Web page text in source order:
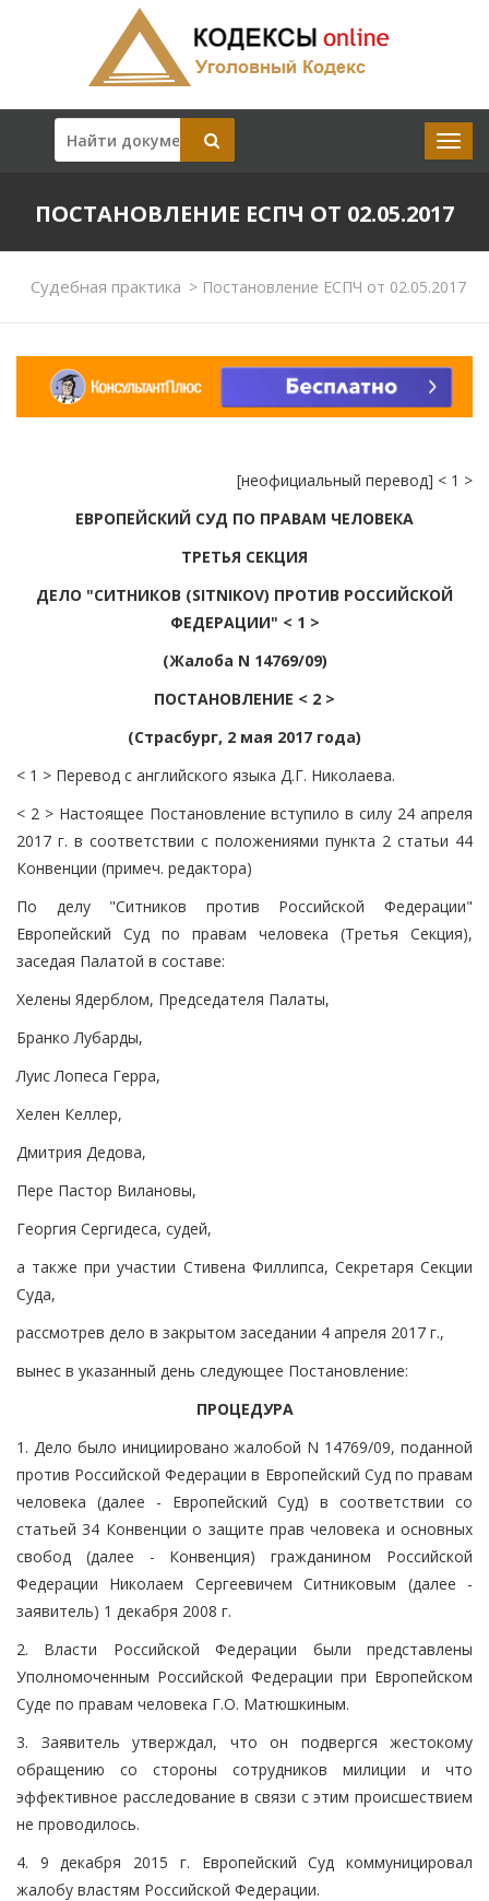
ПОСТАНОВЛЕНИЕ ЕСПЧ ОТ 02.05.2017
Судебная практика > Постановление ЕСПЧ от 02.05.2017
[неофициальный перевод] < 1 >
ЕВРОПЕЙСКИЙ СУД ПО ПРАВАМ ЧЕЛОВЕКА
ТРЕТЬЯ СЕКЦИЯ
ДЕЛО "СИТНИКОВ (SITNIKOV) ПРОТИВ РОССИЙСКОЙ
ФЕДЕРАЦИИ" < 1 >
(Жалоба N 14769/09)
ПОСТАНОВЛЕНИЕ < 2 >
(Страсбург, 2 мая 2017 года)
< 1 > Перевод с английского языка Д.Г. Николаева.
< 2 > Настоящее Постановление вступило в силу 24 апреля
2017 г. в соответствии с положениями пункта 2 статьи 44
Конвенции (примеч. редактора)
По делу "Ситников против Российской Федерации"
Европейский Суд по правам человека (Третья Секция),
заседая Палатой в составе:
Хелены Ядерблом, Председателя Палаты,
Бранко Лубарды,
Луис Лопеса Герра,
Хелен Келлер,
Дмитрия Дедова,
Пере Пастор Вилановы,
Георгия Сергидеса, судей,
а также при участии Стивена Филлипса, Секретаря Секции
Суда,
рассмотрев дело в закрытом заседании 4 апреля 2017 г.,
вынес в указанный день следующее Постановление:
ПРОЦЕДУРА
1. Дело было инициировано жалобой N 14769/09, поданной
против Российской Федерации в Европейский Суд по правам
человека (далее - Европейский Суд) в соответствии со
статьей 34 Конвенции о защите прав человека и основных
свобод (далее - Конвенция) гражданином Российской
Федерации Николаем Сергеевичем Ситниковым (далее -
заявитель) 1 декабря 2008 г.
2. Власти Российской Федерации были представлены
Уполномоченным Российской Федерации при Европейском
Суде по правам человека Г.О. Матюшкиным.
3. Заявитель утверждал, что он подвергся жестокому
обращению со стороны сотрудников милиции и что
эффективное расследование в связи с этим происшествием
не проводилось.
4. 9 декабря 2015 г. Европейский Суд коммуницировал
жалобу властям Российской Федерации.